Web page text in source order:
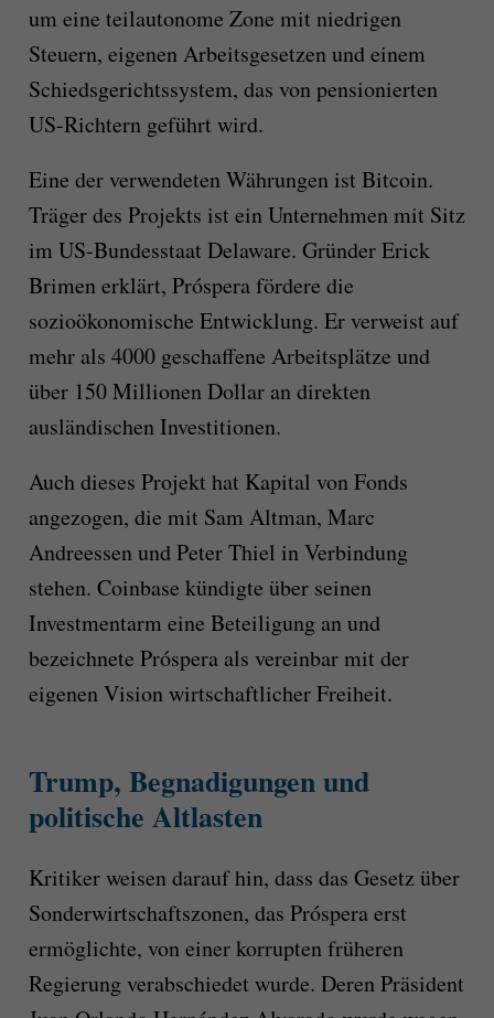
um eine teilautonome Zone mit niedrigen
Steuern, eigenen Arbeitsgesetzen und einem
Schiedsgerichtssystem, das von pensionierten
US-Richtern geführt wird.
Eine der verwendeten Währungen ist Bitcoin.
Träger des Projekts ist ein Unternehmen mit Sitz
im US-Bundesstaat Delaware. Gründer Erick
Brimen erklärt, Próspera fördere die
sozioökonomische Entwicklung. Er verweist auf
mehr als 4000 geschaffene Arbeitsplätze und
über 150 Millionen Dollar an direkten
ausländischen Investitionen.
Auch dieses Projekt hat Kapital von Fonds
angezogen, die mit Sam Altman, Marc
Andreessen und Peter Thiel in Verbindung
stehen. Coinbase kündigte über seinen
Investmentarm eine Beteiligung an und
bezeichnete Próspera als vereinbar mit der
eigenen Vision wirtschaftlicher Freiheit.
Trump, Begnadigungen und
politische Altlasten
Kritiker weisen darauf hin, dass das Gesetz über
Sonderwirtschaftszonen, das Próspera erst
ermöglichte, von einer korrupten früheren
Regierung verabschiedet wurde. Deren Präsident